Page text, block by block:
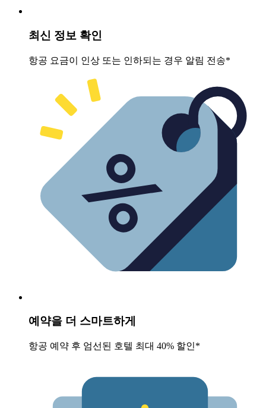
최신 정보 확인
항공 요금이 인상 또는 인하되는 경우 알림 전송*
예약을 더 스마트하게
항공 예약 후 엄선된 호텔 최대 40% 할인*